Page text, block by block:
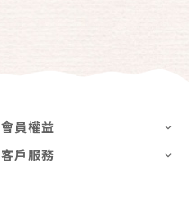
會員權益
客戶服務